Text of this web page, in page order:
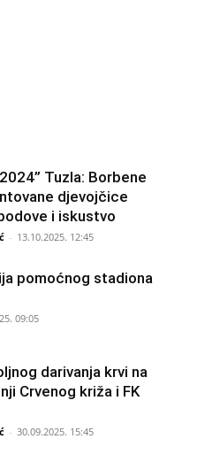
Tuzla: Borbene
djevojčice
i iskustvo
- 13.10.2025. 12:45
pomoćnog stadiona
09:05
darivanja krvi na
Crvenog križa i FK
- 30.09.2025. 15:45